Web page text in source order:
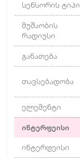
სენსორის ტიპი
მუშაობის
რადიუსი
განათება
თავსებადობა
ელემენტი
ინტერფეისი
ინტერფეისი